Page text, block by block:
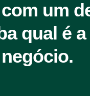
um
qual é